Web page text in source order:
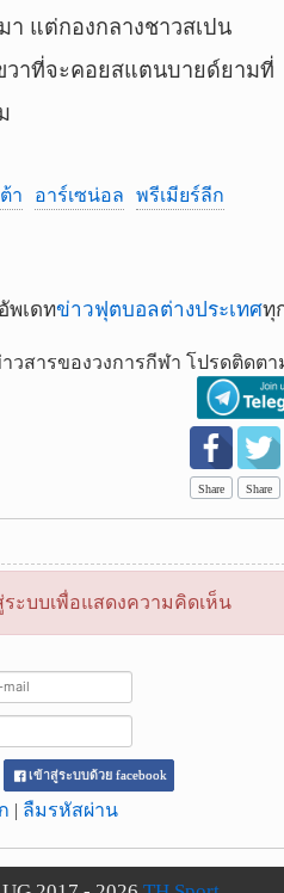
แต่กองกลางชาวสเปน
าที่จะคอยสแตนบายด์ยามที่
า อาร์เซน่อล
พรีเมียร์ลีก
อัพเดทข่าวฟุตบอลต่างประเทศทุ
สารของวงการกีฬา โปรดติดตา
Share Share
ะบบเพื่อแสดงความคิดเห็น
เข้าสู่ระบบด้วย facebook
| ลืมรหัสผ่าน